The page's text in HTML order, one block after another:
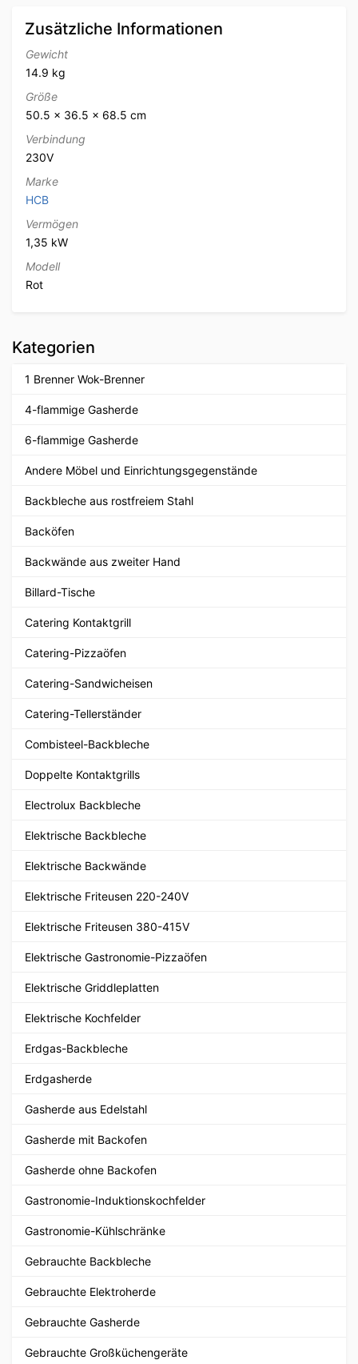
Zusätzliche Informationen
Gewicht
14.9 kg
Größe
50.5 × 36.5 × 68.5 cm
Verbindung
230V
Marke
HCB
Vermögen
1,35 kW
Modell
Rot
Kategorien
1 Brenner Wok-Brenner
4-flammige Gasherde
6-flammige Gasherde
Andere Möbel und Einrichtungsgegenstände
Backbleche aus rostfreiem Stahl
Backöfen
Backwände aus zweiter Hand
Billard-Tische
Catering Kontaktgrill
Catering-Pizzaöfen
Catering-Sandwicheisen
Catering-Tellerständer
Combisteel-Backbleche
Doppelte Kontaktgrills
Electrolux Backbleche
Elektrische Backbleche
Elektrische Backwände
Elektrische Friteusen 220-240V
Elektrische Friteusen 380-415V
Elektrische Gastronomie-Pizzaöfen
Elektrische Griddleplatten
Elektrische Kochfelder
Erdgas-Backbleche
Erdgasherde
Gasherde aus Edelstahl
Gasherde mit Backofen
Gasherde ohne Backofen
Gastronomie-Induktionskochfelder
Gastronomie-Kühlschränke
Gebrauchte Backbleche
Gebrauchte Elektroherde
Gebrauchte Gasherde
Gebrauchte Großküchengeräte